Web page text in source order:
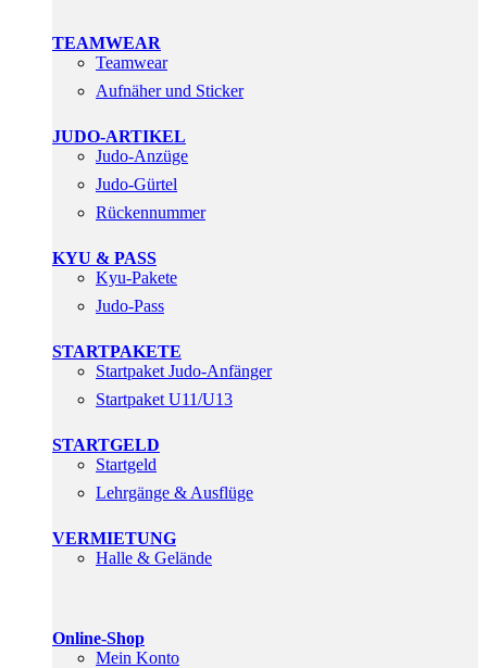
TEAMWEAR
Teamwear
Aufnäher und Sticker
JUDO-ARTIKEL
Judo-Anzüge
Judo-Gürtel
Rückennummer
KYU & PASS
Kyu-Pakete
Judo-Pass
STARTPAKETE
Startpaket Judo-Anfänger
Startpaket U11/U13
STARTGELD
Startgeld
Lehrgänge & Ausflüge
VERMIETUNG
Halle & Gelände
Online-Shop
Mein Konto